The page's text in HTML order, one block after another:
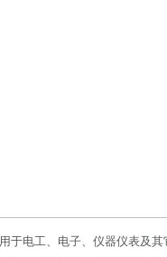
于电工、电子、仪器仪表及